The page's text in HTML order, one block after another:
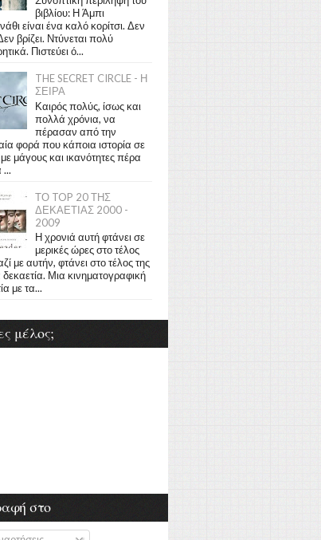
βιβλίου: Η Άμπι
είναι ένα καλό κορίτσι. Δεν
βρίζει. Ντύνεται πολύ
Πιστεύει ό...
THE SECRET CIRCLE - Η
ΣΕΙΡΑ
Καιρός πολύς, ίσως και
πολλά χρόνια, να
πέρασαν από την
φορά που κάποια ιστορία σε
μάγους και ικανότητες πέρα
...
ΤΟ TOP 20 ΤΗΣ
ΔΕΚΑΕΤΙΑΣ 2000 -
2009
Η χρονιά αυτή φτάνει σε
μερικές ώρες στο τέλος
με αυτήν, φτάνει στο τέλος της
δεκαετία. Μια κινηματογραφική
με τα...
μέλος;
στο